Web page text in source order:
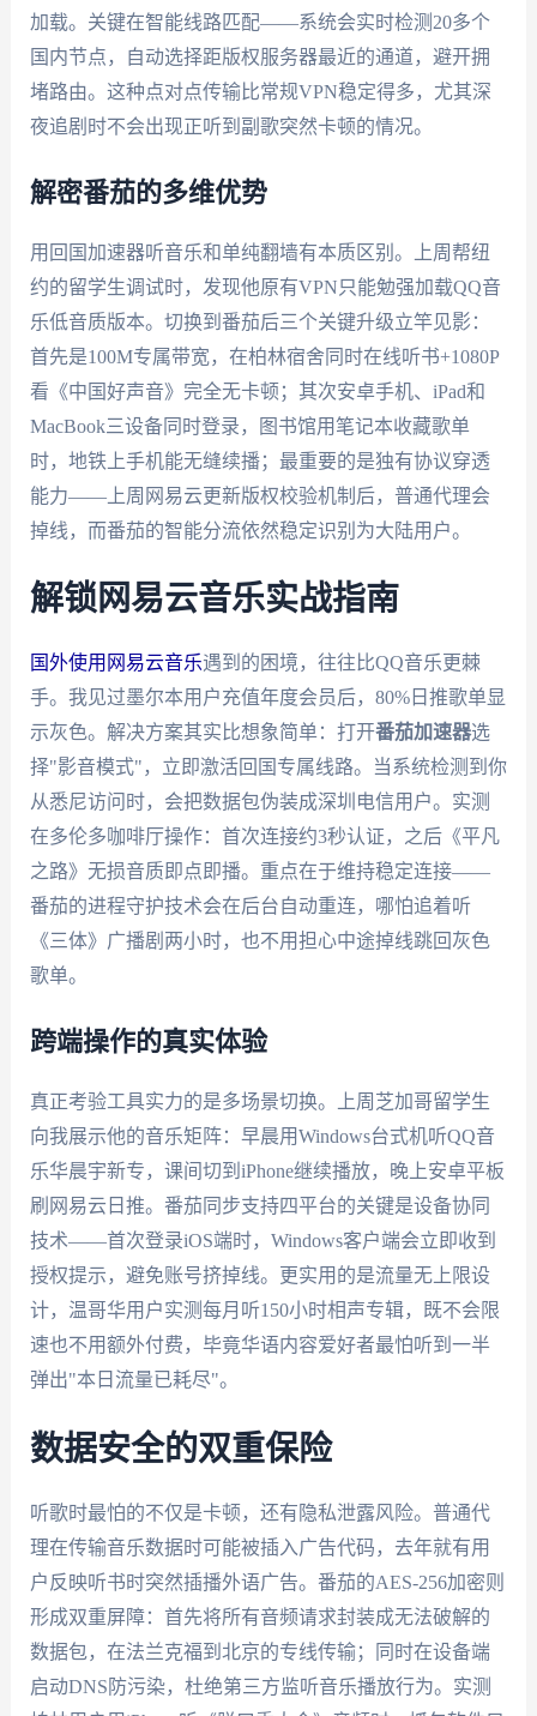
加载。关键在智能线路匹配——系统会实时检测20多个
国内节点，自动选择距版权服务器最近的通道，避开拥
堵路由。这种点对点传输比常规VPN稳定得多，尤其深
夜追剧时不会出现正听到副歌突然卡顿的情况。
解密番茄的多维优势
用回国加速器听音乐和单纯翻墙有本质区别。上周帮纽
约的留学生调试时，发现他原有VPN只能勉强加载QQ音
乐低音质版本。切换到番茄后三个关键升级立竿见影：
首先是100M专属带宽，在柏林宿舍同时在线听书+1080P
看《中国好声音》完全无卡顿；其次安卓手机、iPad和
MacBook三设备同时登录，图书馆用笔记本收藏歌单
时，地铁上手机能无缝续播；最重要的是独有协议穿透
能力——上周网易云更新版权校验机制后，普通代理会
掉线，而番茄的智能分流依然稳定识别为大陆用户。
解锁网易云音乐实战指南
国外使用网易云音乐遇到的困境，往往比QQ音乐更棘
手。我见过墨尔本用户充值年度会员后，80%日推歌单显
示灰色。解决方案其实比想象简单：打开番茄加速器选
择"影音模式"，立即激活回国专属线路。当系统检测到你
从悉尼访问时，会把数据包伪装成深圳电信用户。实测
在多伦多咖啡厅操作：首次连接约3秒认证，之后《平凡
之路》无损音质即点即播。重点在于维持稳定连接——
番茄的进程守护技术会在后台自动重连，哪怕追着听
《三体》广播剧两小时，也不用担心中途掉线跳回灰色
歌单。
跨端操作的真实体验
真正考验工具实力的是多场景切换。上周芝加哥留学生
向我展示他的音乐矩阵：早晨用Windows台式机听QQ音
乐华晨宇新专，课间切到iPhone继续播放，晚上安卓平板
刷网易云日推。番茄同步支持四平台的关键是设备协同
技术——首次登录iOS端时，Windows客户端会立即收到
授权提示，避免账号挤掉线。更实用的是流量无上限设
计，温哥华用户实测每月听150小时相声专辑，既不会限
速也不用额外付费，毕竟华语内容爱好者最怕听到一半
弹出"本日流量已耗尽"。
数据安全的双重保险
听歌时最怕的不仅是卡顿，还有隐私泄露风险。普通代
理在传输音乐数据时可能被插入广告代码，去年就有用
户反映听书时突然插播外语广告。番茄的AES-256加密则
形成双重屏障：首先将所有音频请求封装成无法破解的
数据包，在法兰克福到北京的专线传输；同时在设备端
启动DNS防污染，杜绝第三方监听音乐播放行为。实测